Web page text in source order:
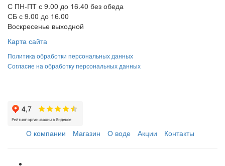
С ПН-ПТ с 9.00 до 16.40 без обеда
СБ с 9.00 до 16.00
Воскресенье выходной
Карта сайта
Политика обработки персональных данных
Согласие на обработку персональных данных
О компании Магазин О воде Акции Контакты